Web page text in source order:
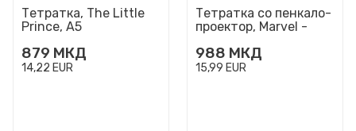
Тетратка, The Little
Prince, А5
879 МКД
14,22 EUR
Тетратка со пенкало-
проектор, Marvel -
988 МКД
15,99 EUR